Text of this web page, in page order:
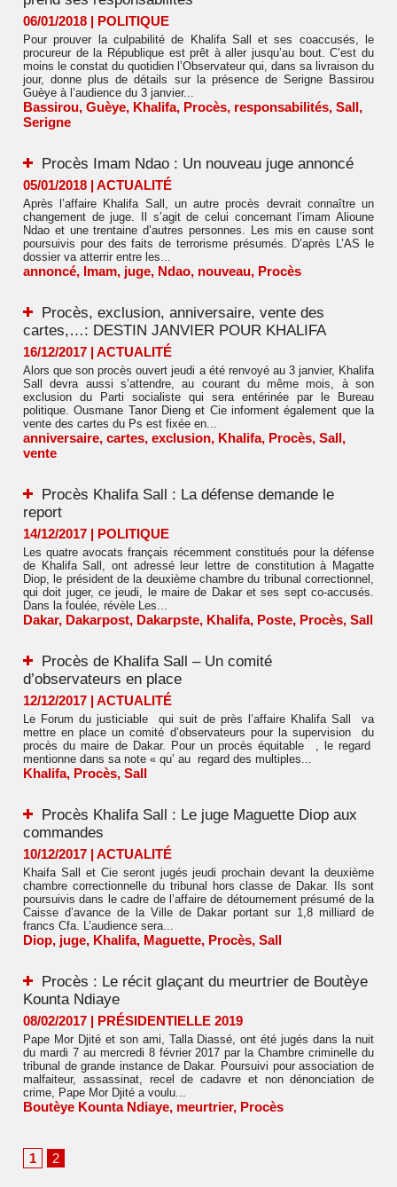
06/01/2018 | POLITIQUE
Pour prouver la culpabilité de Khalifa Sall et ses coaccusés, le
procureur de la République est prêt à aller jusqu’au bout. C’est du
moins le constat du quotidien l’Observateur qui, dans sa livraison du
jour, donne plus de détails sur la présence de Serigne Bassirou
Guèye à l’audience du 3 janvier...
Bassirou, Guèye, Khalifa, Procès, responsabilités, Sall,
Serigne
Procès Imam Ndao : Un nouveau juge annoncé
05/01/2018 | ACTUALITÉ
Après l’affaire Khalifa Sall, un autre procès devrait connaître un
changement de juge. Il s’agit de celui concernant l’imam Alioune
Ndao et une trentaine d’autres personnes. Les mis en cause sont
poursuivis pour des faits de terrorisme présumés. D’après L’AS le
dossier va atterrir entre les...
annoncé, Imam, juge, Ndao, nouveau, Procès
Procès, exclusion, anniversaire, vente des
cartes,…: DESTIN JANVIER POUR KHALIFA
16/12/2017 | ACTUALITÉ
Alors que son procès ouvert jeudi a été renvoyé au 3 janvier, Khalifa
Sall devra aussi s’attendre, au courant du même mois, à son
exclusion du Parti socialiste qui sera entérinée par le Bureau
politique. Ousmane Tanor Dieng et Cie informent également que la
vente des cartes du Ps est fixée en...
anniversaire, cartes, exclusion, Khalifa, Procès, Sall,
vente
Procès Khalifa Sall : La défense demande le
report
14/12/2017 | POLITIQUE
Les quatre avocats français récemment constitués pour la défense
de Khalifa Sall, ont adressé leur lettre de constitution à Magatte
Diop, le président de la deuxième chambre du tribunal correctionnel,
qui doit juger, ce jeudi, le maire de Dakar et ses sept co-accusés.
Dans la foulée, révèle Les...
Dakar, Dakarpost, Dakarpste, Khalifa, Poste, Procès, Sall
Procès de Khalifa Sall – Un comité
d’observateurs en place
12/12/2017 | ACTUALITÉ
Le Forum du justiciable qui suit de près l’affaire Khalifa Sall va
mettre en place un comité d’observateurs pour la supervision du
procès du maire de Dakar. Pour un procès équitable , le regard
mentionne dans sa note « qu’ au regard des multiples...
Khalifa, Procès, Sall
Procès Khalifa Sall : Le juge Maguette Diop aux
commandes
10/12/2017 | ACTUALITÉ
Khaifa Sall et Cie seront jugés jeudi prochain devant la deuxième
chambre correctionnelle du tribunal hors classe de Dakar. Ils sont
poursuivis dans le cadre de l’affaire de détournement présumé de la
Caisse d’avance de la Ville de Dakar portant sur 1,8 milliard de
francs Cfa. L’audience sera...
Diop, juge, Khalifa, Maguette, Procès, Sall
Procès : Le récit glaçant du meurtrier de Boutèye
Kounta Ndiaye
08/02/2017 | PRÉSIDENTIELLE 2019
Pape Mor Djité et son ami, Talla Diassé, ont été jugés dans la nuit
du mardi 7 au mercredi 8 février 2017 par la Chambre criminelle du
tribunal de grande instance de Dakar. Poursuivi pour association de
malfaiteur, assassinat, recel de cadavre et non dénonciation de
crime, Pape Mor Djité a voulu...
Boutèye Kounta Ndiaye, meurtrier, Procès
1 2